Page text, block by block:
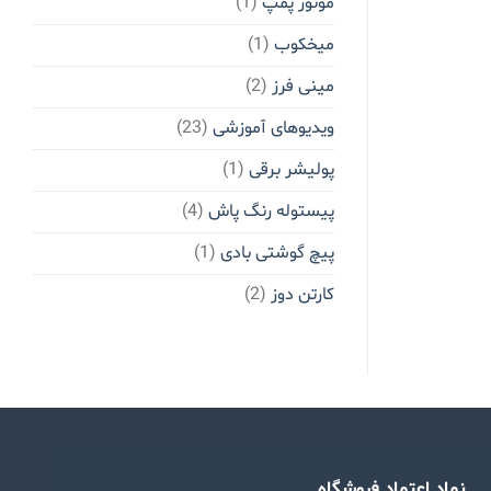
میخکوب (1)
مینی فرز (2)
ویدیوهای آموزشی (23)
پولیشر برقی (1)
پیستوله رنگ پاش (4)
پیچ گوشتی بادی (1)
کارتن دوز (2)